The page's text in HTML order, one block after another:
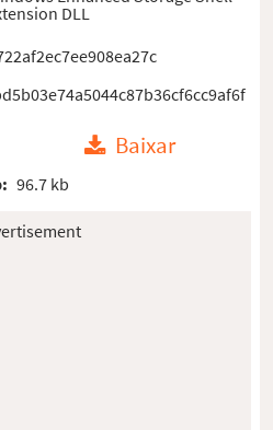
DLL
Baixar
96.7 kb